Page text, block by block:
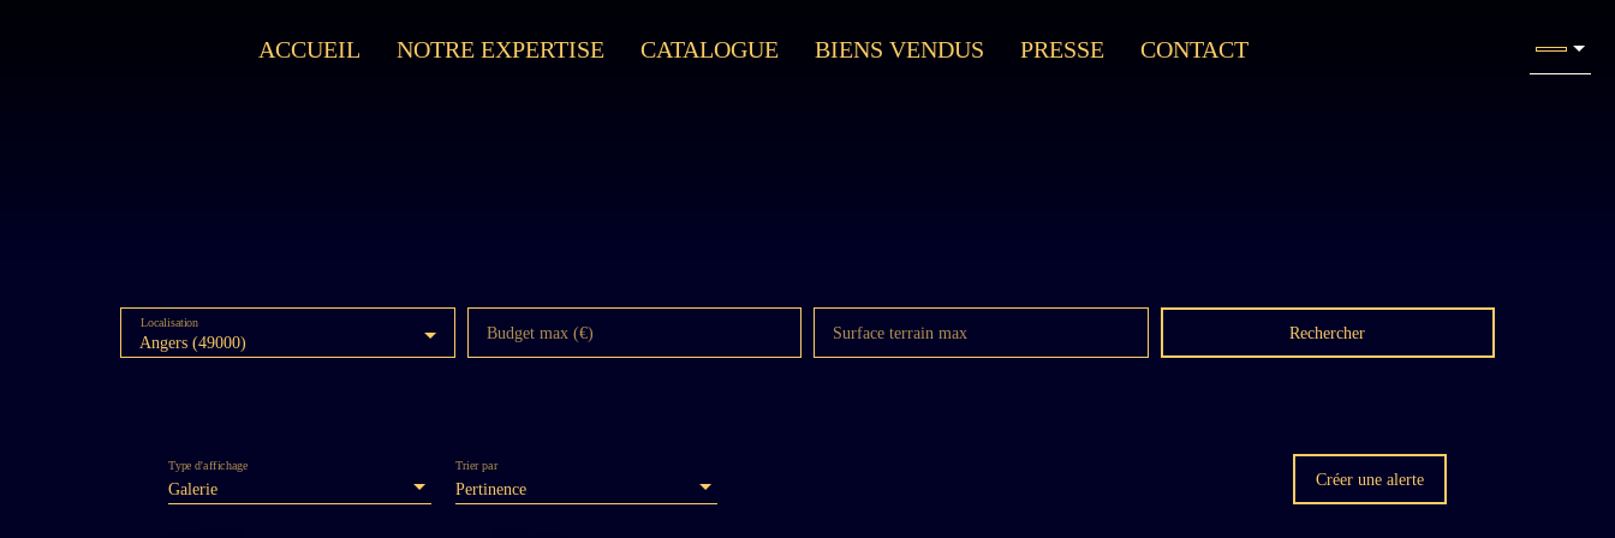
ACCUEIL NOTRE EXPERTISE CATALOGUE BIENS VENDUS PRESSE CONTACT
Angers (49000)
Localisation
Budget max (€) Surface terrain max Rechercher
Galerie
Type d'affichage
Pertinence
Trier par
Créer une alerte